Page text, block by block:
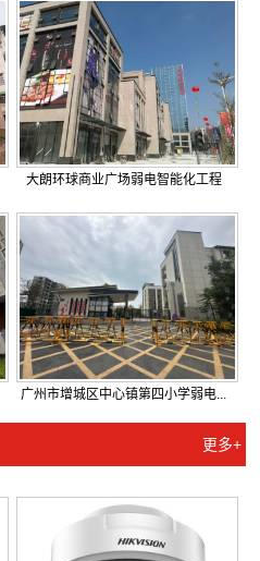
大朗环球商业广场弱电智能化工程
广州市增城区中心镇第四小学弱电...
更多+